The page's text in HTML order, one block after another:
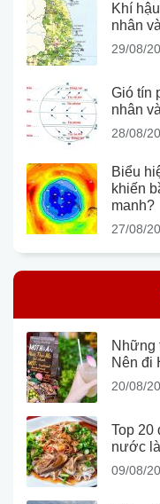
Khí
nhân
29/08/
Gió tín
nhân
28/08/
Biểu
khiến
manh?
27/08/
Những
Nên đi
20/08/
Top 20
nước
09/08/